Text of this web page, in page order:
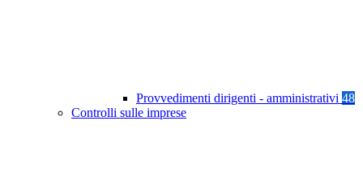
Provvedimenti dirigenti - amministrativi 48
Controlli sulle imprese